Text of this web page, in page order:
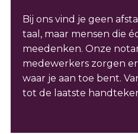
Bij ons vind je geen
taal, maar mensen die
meedenken. Onze
medewerkers zorgen
waar je aan toe bent.
tot de laatste